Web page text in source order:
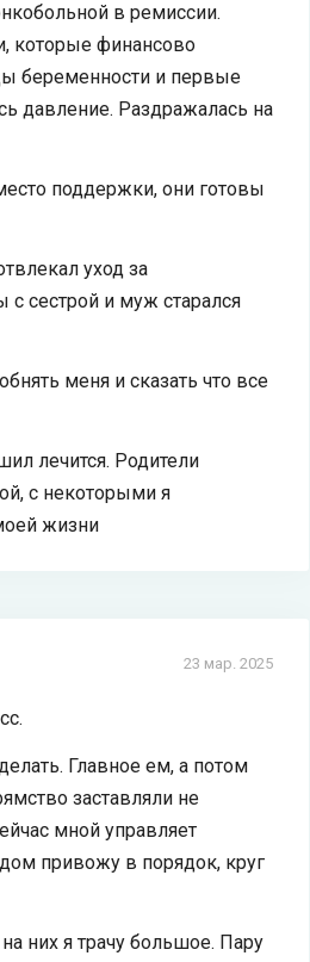
в ремиссии.
которые финансово
беременности и первые
давление. Раздражалась на
поддержки, они готовы
уход за
сестрой и муж старался
меня и сказать что все
лечится. Родители
с некоторыми я
жизни
23 мар. 2025
Главное ем, а потом
заставляли не
мной управляет
привожу в порядок, круг
них я трачу большое. Пару